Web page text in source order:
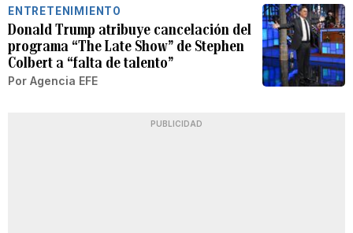
ENTRETENIMIENTO
Donald Trump atribuye cancelación del
programa “The Late Show” de Stephen
Colbert a “falta de talento”
Por Agencia EFE
PUBLICIDAD